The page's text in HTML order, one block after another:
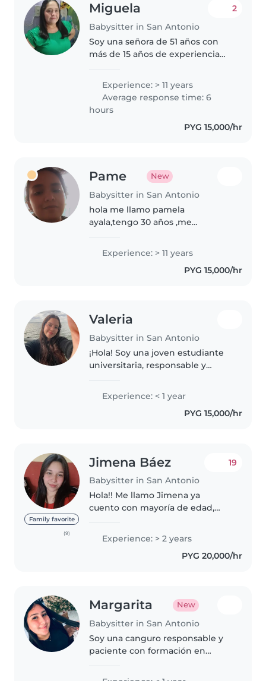
Miguela
Babysitter in San Antonio
2
Soy una señora de 51 años con
más de 15 años de experiencia
las edades. A lo largo de mi
trayectoria, he acompañado y
cuidado a criaturas con mucho..
Experience: > 11 years
Average response time: 6
hours
PYG 15,000/hr
Pame New
Babysitter in San Antonio
hola me llamo pamela
ayala,tengo 30 años ,me
paciente con criaturas me
especializo con limpieza del
hogar también con la cosina soy
Experience: > 11 years
PYG 15,000/hr
Valeria
Babysitter in San Antonio
¡Hola! Soy una joven estudiante
universitaria, responsable y
habilidades en dibujo,
manualidades, música y juegos, y
Experience: < 1 year
PYG 15,000/hr
Family favorite
(9)
Jimena Báez
Babysitter in San Antonio
19
Hola!! Me llamo Jimena ya
cuento con mayoría de edad,
tiempo completo con retiro.
Experiencia en bebes RN a
nenes de edad primaria. Si
Experience: > 2 years
PYG 20,000/hr
Margarita New
Babysitter in San Antonio
Soy una canguro responsable y
paciente con formación en
organizar juegos, manualidades y